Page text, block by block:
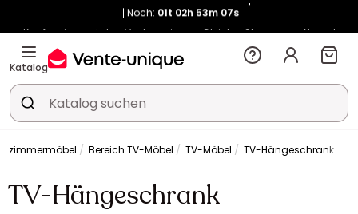
auf Vente-unique-Produkte
Noch:01t04h
Katalog
Bereich TV-Möbel TV-Möbel TV-Hängeschrank
TV-Hängeschrank